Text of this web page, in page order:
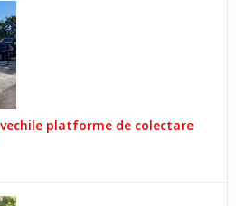
platforme de colectare